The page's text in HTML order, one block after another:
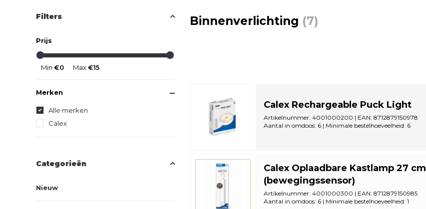
Filters
Prijs
Min €0 Max€15
Merken
Alle merken
Calex
Categorieën
Nieuw
Binnenverlichting (7)
Calex Rechargeable Puck Light
Artikelnummer: 4001000200 | EAN: 8712879150978
Aantal in omdoos: 6 | Minimale bestelhoeveelheid: 6
Calex Oplaadbare Kastlamp 27 cm
(bewegingssensor)
Artikelnummer: 4001000300 | EAN: 8712879150985
Aantal in omdoos: 6 | Minimale bestelhoeveelheid: 1